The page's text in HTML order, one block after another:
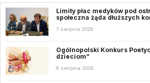
Limity płac medyków pod
społeczna żąda dłuższych
7 sierpnia 2026
Ogólnopolski Konkurs
dzieciom”
6 sierpnia 2026